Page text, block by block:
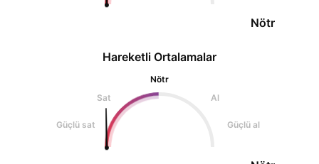
Nötr
Hareketli Ortalamalar
Nötr
Sat
Al
Güçlü sat Güçlü al